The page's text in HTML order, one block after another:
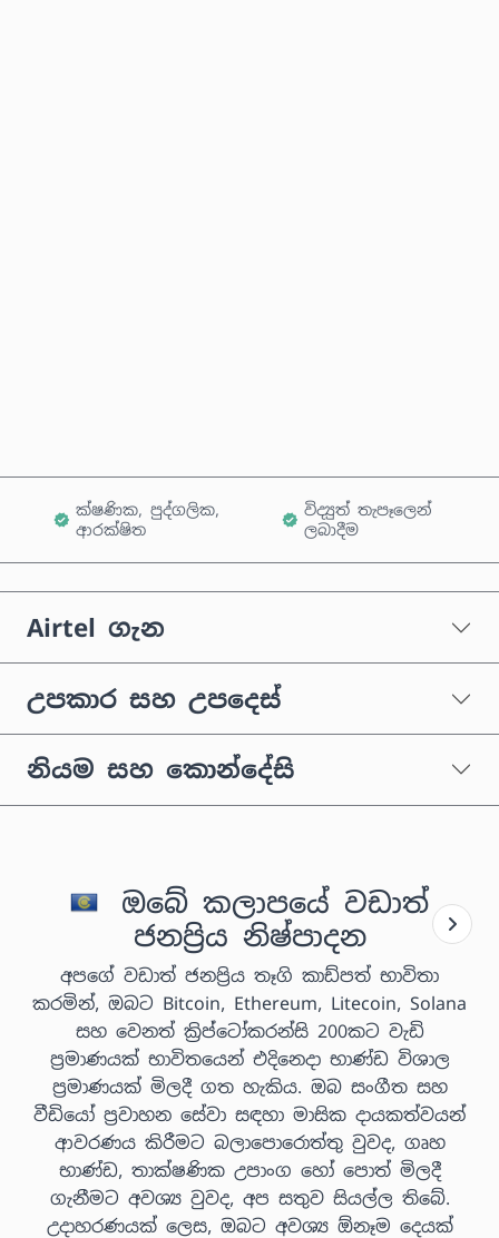
ක්ෂණික, පුද්ගලික,
ආරක්ෂිත
විද්‍යුත් තැපෑලෙන්
ලබාදීම
Airtel ගැන
උපකාර සහ උපදෙස්
නියම සහ කොන්දේසි
ඔබේ කලාපයේ වඩාත්
ජනප්‍රිය නිෂ්පාදන
අපගේ වඩාත් ජනප්‍රිය තෑගි කාඩ්පත් භාවිතා
කරමින්, ඔබට Bitcoin, Ethereum, Litecoin, Solana
සහ වෙනත් ක්‍රිප්ටෝකරන්සි 200කට වැඩි
ප්‍රමාණයක් භාවිතයෙන් එදිනෙදා භාණ්ඩ විශාල
ප්‍රමාණයක් මිලදී ගත හැකිය. ඔබ සංගීත සහ
වීඩියෝ ප්‍රවාහන සේවා සඳහා මාසික දායකත්වයන්
ආවරණය කිරීමට බලාපොරොත්තු වුවද, ගෘහ
භාණ්ඩ, තාක්ෂණික උපාංග හෝ පොත් මිලදී
ගැනීමට අවශ්‍ය වුවද, අප සතුව සියල්ල තිබේ.
උදාහරණයක් ලෙස, ඔබට අවශ්‍ය ඕනෑම දෙයක්